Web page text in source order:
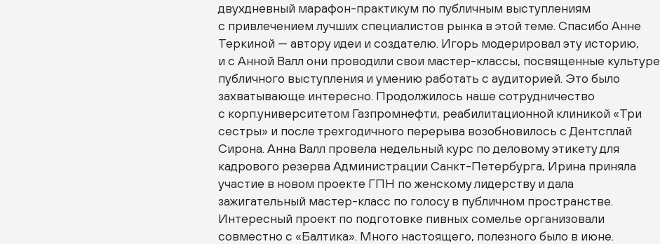
двухдневный марафон-практикум по публичным выступлениям
с привлечением лучших специалистов рынка в этой теме. Спасибо Анне
Теркиной — автору идеи и создателю. Игорь модерировал эту историю,
и с Анной Валл они проводили свои мастер-классы, посвященные культуре
публичного выступления и умению работать с аудиторией. Это было
захватывающе интересно. Продолжилось наше сотрудничество
с корп.университетом Газпромнефти, реабилитационной клиникой «Три
сестры» и после трехгодичного перерыва возобновилось с Дентсплай
Сирона. Анна Валл провела недельный курс по деловому этикету для
кадрового резерва АдминистрацииСанкт-Петербурга, Ирина приняла
участие в новом проекте ГПН по женскому лидерству и дала
зажигательный мастер-класс по голосу в публичном пространстве.
Интересный проект по подготовке пивных сомелье организовали
совместно с «Балтика». Много настоящего, полезного было в июне.